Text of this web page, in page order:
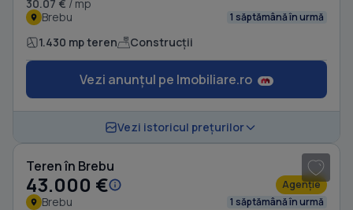
30.07 € / mp
Brebu 1 săptămână în urmă
1.430 mp teren Construcții
Vezi anunțul pe Imobiliare.ro
Vezi istoricul prețurilor
Teren în Brebu
43.000 € Agenție
Brebu 1 săptămână în urmă